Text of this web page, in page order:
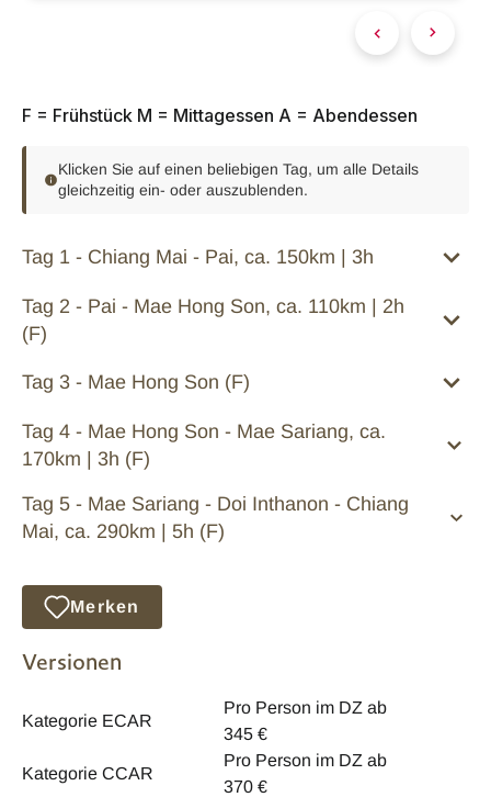
F = Frühstück M = Mittagessen A = Abendessen
Klicken Sie auf einen beliebigen Tag, um alle Details
gleichzeitig ein- oder auszublenden.
Tag 1 - Chiang Mai - Pai, ca. 150km | 3h
Tag 2 - Pai - Mae Hong Son, ca. 110km | 2h
(F)
Tag 3 - Mae Hong Son (F)
Tag 4 - Mae Hong Son - Mae Sariang, ca.
170km | 3h (F)
Tag 5 - Mae Sariang - Doi Inthanon - Chiang
Mai, ca. 290km | 5h (F)
Merken
Versionen
Kategorie ECAR
Pro Person im DZ ab
345 €
Kategorie CCAR
Pro Person im DZ ab
370 €